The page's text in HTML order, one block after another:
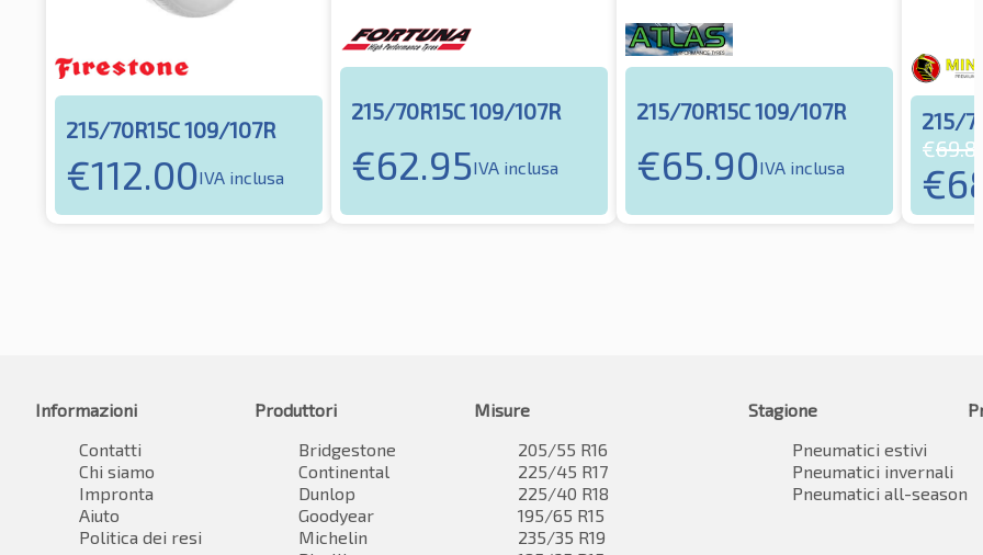
215/70R15C 109/107R
€112.00IVA inclusa
215/70R15C 109/107R
€62.95IVA inclusa
215/70R15C 109/107R
€65.90IVA inclusa
215/
€69.81
€
Informazioni
Contatti
Chi siamo
Impronta
Aiuto
Politica dei resi
Produttori
Bridgestone
Continental
Dunlop
Goodyear
Michelin
Misure
205/55 R16
225/45 R17
225/40 R18
195/65 R15
235/35 R19
Stagione
Pneumatici estivi
Pneumatici invernali
Pneumatici all-season